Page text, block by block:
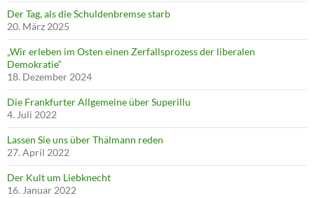
Der Tag, als die Schuldenbremse starb
20. März 2025
„Wir erleben im Osten einen Zerfallsprozess der liberalen
Demokratie“
18. Dezember 2024
Die Frankfurter Allgemeine über Superillu
4. Juli 2022
Lassen Sie uns über Thälmann reden
27. April 2022
Der Kult um Liebknecht
16. Januar 2022